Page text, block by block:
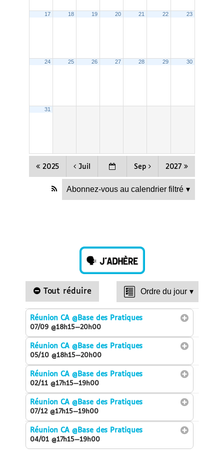
17 18 19 20 21 22 23
24 25 26 27 28 29 30
31
2025 Juil Sep 2027
Abonnez-vous au calendrier filtré ▾
Tout réduire Ordre du jour ▾
Réunion CA@Base des Pratiques
07/09 @18h15—20h00
Réunion CA@Base des Pratiques
05/10 @18h15—20h00
Réunion CA@Base des Pratiques
02/11 @17h15—19h00
Réunion CA@Base des Pratiques
07/12 @17h15—19h00
Réunion CA@Base des Pratiques
04/01 @17h15—19h00